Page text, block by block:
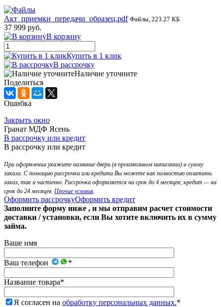
Акт_приемки_передачи_образец.pdf Файлы, 223.27 КБ
37 999 руб.
В корзину
Купить в 1 клик
В рассрочку
Наличие уточните
Поделиться
Ошибка
Закрыть окно
Гранат МДФ Ясень
В рассрочку или кредит
В рассрочку или кредит
При оформлении укажите название двери (в произвольном написании) и сумму
заказа. С помощью рассрочки или кредита Вы можете как полностью оплатить
заказ, так и частично. Рассрочка оформляется на срок до 4 месяцев; кредит — на
срок до 24 месяцев. Прочие условия.
Оформить рассрочкуОформить кредит
Заполните форму ниже , и мы отправим расчет стоимости
доставки / установки, если Вы хотите включить их в сумму
займа.
Ваше имя
Ваш телефон *
Название товара*
Я согласен на обработку персональных данных.*